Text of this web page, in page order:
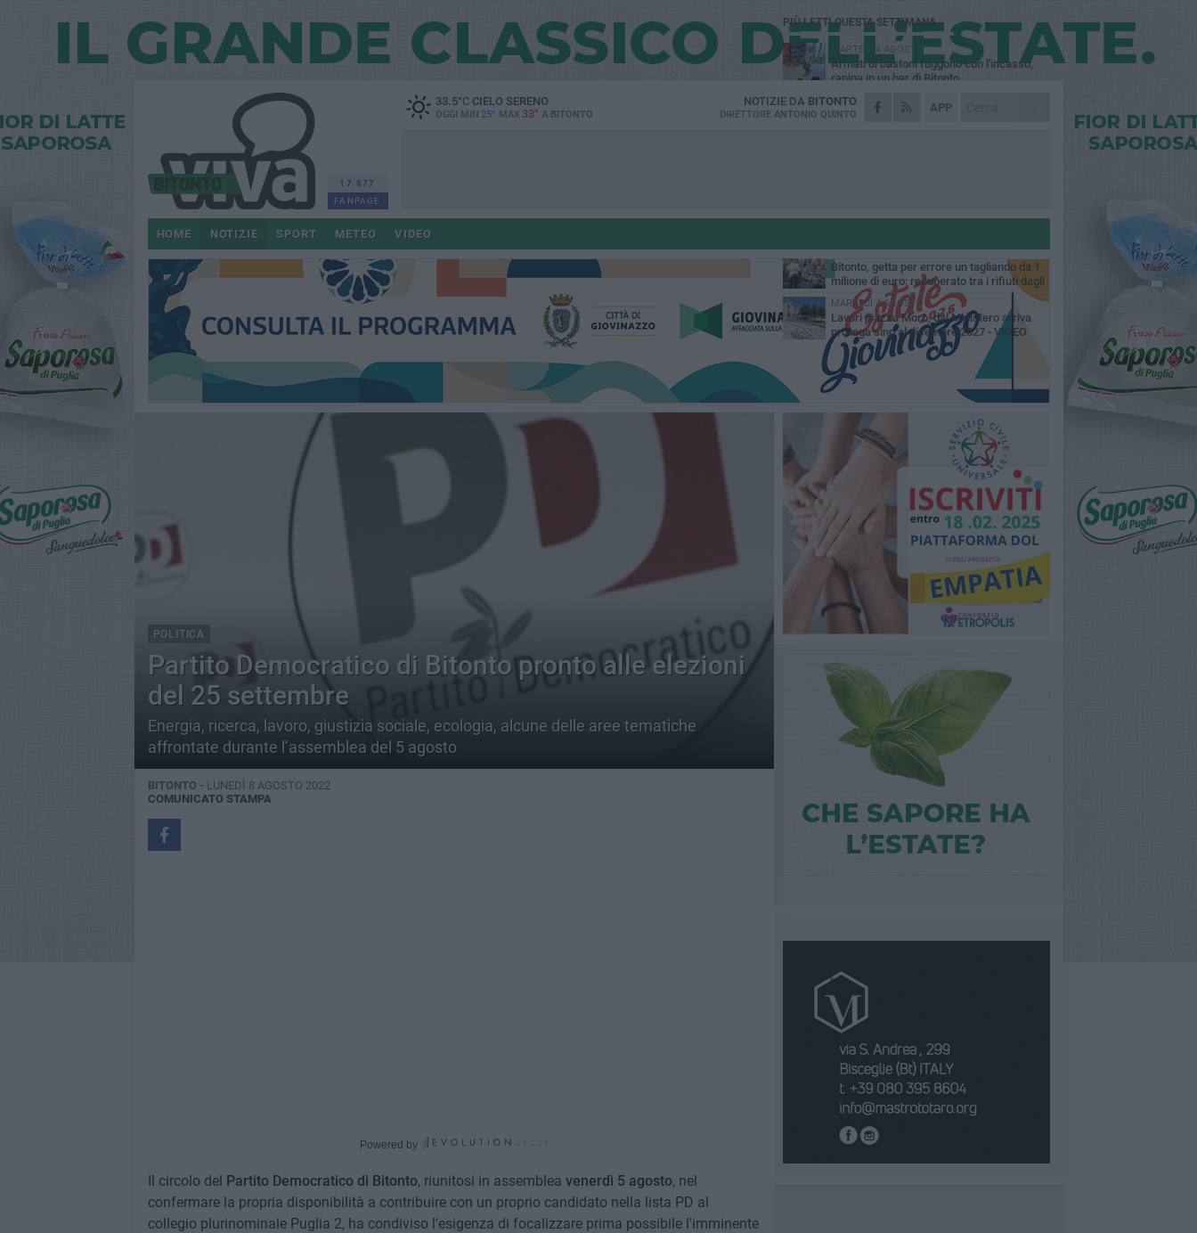
17.877
FANPAGE
33.5°CCIELO SERENO
OGGI MIN 25° MAX 33° A BITONTO
APP
NOTIZIE DA BITONTO
DIRETTORE ANTONIO QUINTO
HOME NOTIZIE SPORT METEO VIDEO
POLITICA
Partito Democratico di Bitonto pronto alle elezioni
del 25 settembre
Energia, ricerca, lavoro, giustizia sociale, ecologia, alcune delle aree tematiche
affrontate durante l’assemblea del 5 agosto
BITONTO - LUNEDÌ 8 AGOSTO 2022
COMUNICATO STAMPA
Powered by
Il circolo del Partito Democratico di Bitonto, riunitosi in assemblea venerdì 5 agosto, nel
confermare la propria disponibilità a contribuire con un proprio candidato nella lista PD al
collegio plurinominale Puglia 2, ha condiviso l'esigenza di focalizzare prima possibile l'imminente
PIÙ LETTI QUESTA SETTIMANA
MARTEDÌ 4 AGOSTO
Armati di bastoni fuggono con l'incasso,
rapina in un bar di Bitonto
DOMENICA 2 AGOSTO
Fratelli d'Italia Bitonto: «Vicinanza alla
Parcheggio interrato in piazza Marconi, SI:
MARTEDÌ 4 AGOSTO
Bitonto, getta per errore un tagliando da 1
milione di euro: recuperato tra i rifiuti dagli
operatori SANB
MARTEDÌ 4 AGOSTO
Lavori piazza Moro, dal Ministero arriva
proroga sino al dicembre 2027 - VIDEO